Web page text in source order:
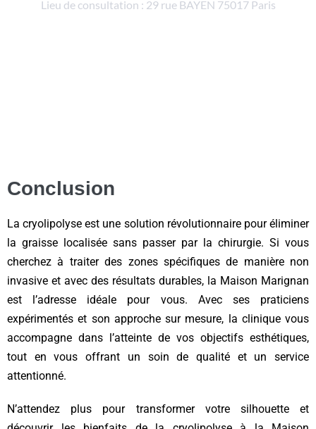
Conclusion
La cryolipolyse est une solution révolutionnaire pour éliminer
la graisse localisée sans passer par la chirurgie. Si vous
cherchez à traiter des zones spécifiques de manière non
invasive et avec des résultats durables, la Maison Marignan
est l’adresse idéale pour vous. Avec ses praticiens
expérimentés et son approche sur mesure, la clinique vous
accompagne dans l’atteinte de vos objectifs esthétiques,
tout en vous offrant un soin de qualité et un service
attentionné.
N’attendez plus pour transformer votre silhouette et